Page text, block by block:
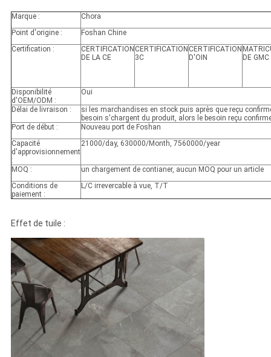
Marque :
Chora
Point d'origine :
Foshan Chine
Certification :
CERTIFICATION
DE LA CE
CERTIFICATION
3C
CERTIFICATION
D'OIN
DE GMC
Disponibilité
d'OEM/ODM :
Oui
Délai de livraison :
si les marchandises en stock puis après que reçu
besoin s'chargent du produit, alors le besoin reçu
Port de début :
Nouveau port de Foshan
Capacité
d'approvisionnement
:
21000/day, 630000/Month, 7560000/year
MOQ :
un chargement de contianer, aucun MOQ pour un article
Conditions de
paiement :
L/C irrevercable à vue, T/T
Effet de tuile :